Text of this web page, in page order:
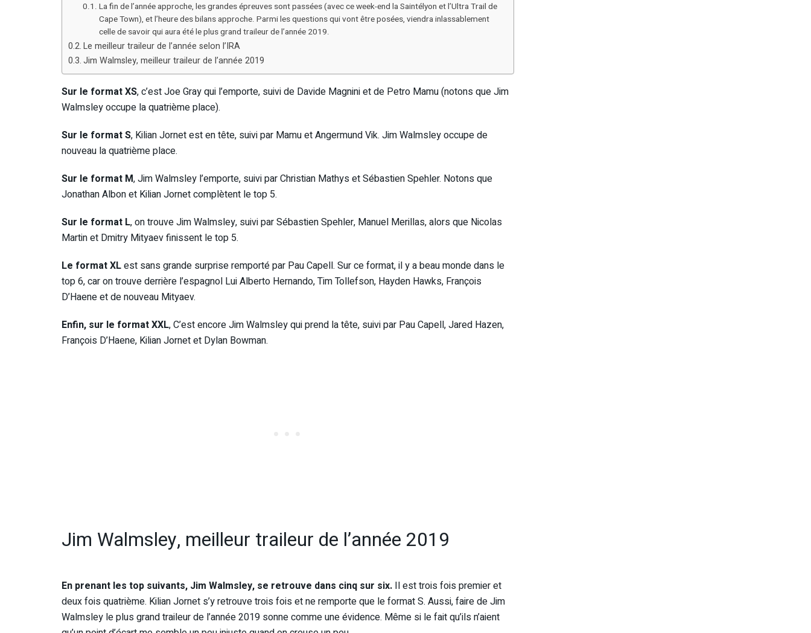
La fin de l’année approche, les grandes épreuves sont passées (avec ce week-end la Saintélyon et l’Ultra Trail de
Cape Town), et l’heure des bilans approche. Parmi les questions qui vont être posées, viendra inlassablement
celle de savoir qui aura été le plus grand traileur de l’année 2019.
Le meilleur traileur de l’année selon l’IRA
Jim Walmsley, meilleur traileur de l’année 2019
Sur le format XS, c’est Joe Gray qui l’emporte, suivi de Davide Magnini et de Petro Mamu (notons que Jim
Walmsley occupe la quatrième place).
Sur le format S, Kilian Jornet est en tête, suivi par Mamu et Angermund Vik. Jim Walmsley occupe de
nouveau la quatrième place.
Sur le format M, Jim Walmsley l’emporte, suivi par Christian Mathys et Sébastien Spehler. Notons que
Jonathan Albon et Kilian Jornet complètent le top 5.
Sur le format L, on trouve Jim Walmsley, suivi par Sébastien Spehler, Manuel Merillas, alors que Nicolas
Martin et Dmitry Mityaev finissent le top 5.
Le format XLest sans grande surprise remporté par Pau Capell. Sur ce format, il y a beau monde dans le
top 6, car on trouve derrière l’espagnol Lui Alberto Hernando, Tim Tollefson, Hayden Hawks, François
D’Haene et de nouveau Mityaev.
Enfin, sur le format XXL, C’est encore Jim Walmsley qui prend la tête, suivi par Pau Capell, Jared Hazen,
François D’Haene, Kilian Jornet et Dylan Bowman.
Jim Walmsley, meilleur traileur de l’année 2019
En prenant les top suivants, Jim Walmsley, se retrouve dans cinq sur six. Il est trois fois premier et
deux fois quatrième. Kilian Jornet s’y retrouve trois fois et ne remporte que le format S. Aussi, faire de Jim
Walmsley le plus grand traileur de l’année 2019 sonne comme une évidence. Même si le fait qu’ils n’aient